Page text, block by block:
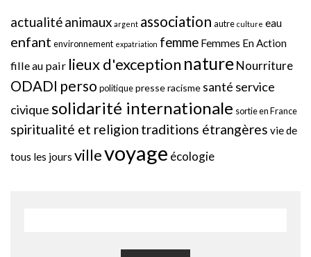
actualitéanimaux argent association autre culture eau
enfant environnement expatriation femme Femmes En Action
fille au pair lieux d'exception natureNourriture
ODADI perso politiquepresseracisme santé service
civiquesolidarité internationale sortie en France
spiritualité et religion traditions étrangères vie de
tous les jours villevoyage écologie